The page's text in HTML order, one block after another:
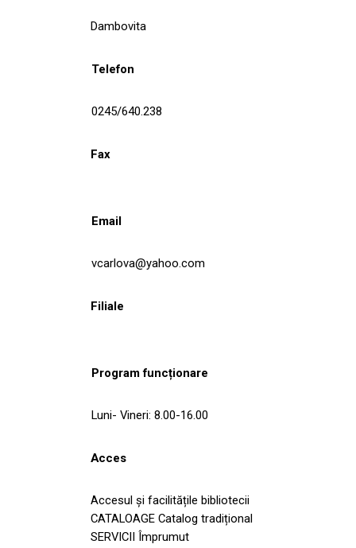
Dambovita
Telefon
0245/640.238
Fax
Email
vcarlova@yahoo.com
Filiale
Program funcționare
Luni- Vineri: 8.00-16.00
Acces
Accesul și facilitățile bibliotecii
CATALOAGE Catalog tradițional
SERVICII Împrumut